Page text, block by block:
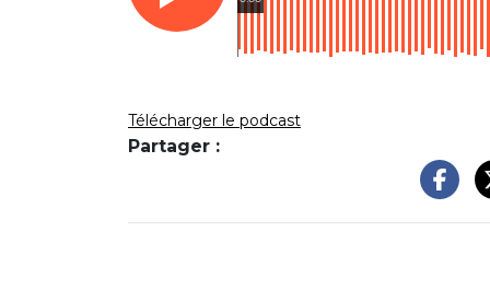
Télécharger le podcast
Partager :